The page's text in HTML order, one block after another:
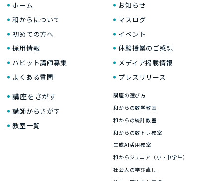
ホーム
和からについて
初めての方へ
採用情報
ハビット講師募集
よくある質問
お知らせ
マスログ
イベント
体験授業のご感想
メディア掲載情報
プレスリリース
講座をさがす
講師からさがす
教室一覧
講座の選び方
和からの数学教室
和からの統計教室
和からの数トレ教室
生成AI活用教室
和からジュニア（小・中学生）
社会人の学び直し